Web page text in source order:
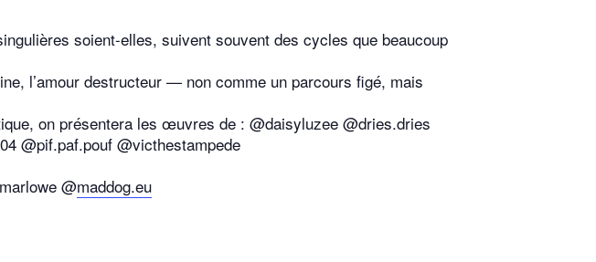
soient-elles, suivent souvent des cycles que beaucoup
l’amour destructeur — non comme un parcours figé, mais
on présentera les œuvres de : @daisyluzee @dries.dries
@pif.paf.pouf @victhestampede
@maddog.eu